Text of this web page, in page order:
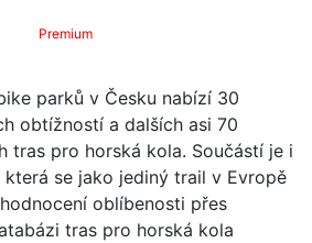
Premium
parků v Česku nabízí 30
obtížností a dalších asi 70
tras pro horská kola. Součástí je i
se jako jediný trail v Evropě
oblíbenosti přes
tras pro horská kola